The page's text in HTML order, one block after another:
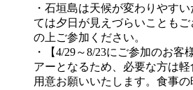
・石垣島は天候が変わりやす
ては夕日が見えづらいことも
の上ご参加ください。
・【4/29～8/23にご参加のお客
アーとなるため、必要な方は
用意お願いいたします。食事